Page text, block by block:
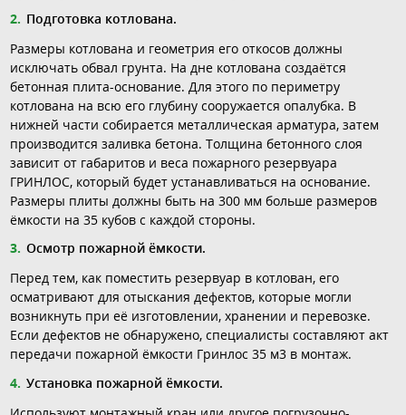
Подготовка котлована.
Размеры котлована и геометрия его откосов должны
исключать обвал грунта. На дне котлована создаётся
бетонная плита-основание. Для этого по периметру
котлована на всю его глубину сооружается опалубка. В
нижней части собирается металлическая арматура, затем
производится заливка бетона. Толщина бетонного слоя
зависит от габаритов и веса пожарного резервуара
ГРИНЛОС, который будет устанавливаться на основание.
Размеры плиты должны быть на 300 мм больше размеров
ёмкости на 35 кубов с каждой стороны.
Осмотр пожарной ёмкости.
Перед тем, как поместить резервуар в котлован, его
осматривают для отыскания дефектов, которые могли
возникнуть при её изготовлении, хранении и перевозке.
Если дефектов не обнаружено, специалисты составляют акт
передачи пожарной ёмкости Гринлос 35 м3 в монтаж.
Установка пожарной ёмкости.